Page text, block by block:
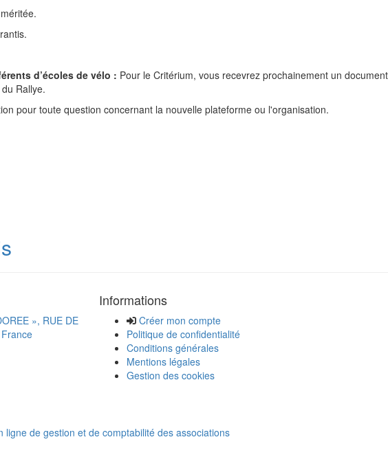
d’écoles de vélo : Pour le Critérium, vous recevrez prochainement un
Rallye.
pour toute question concernant la nouvelle plateforme ou l'organisation.
», RUE DE
Informations
Créer mon compte
Politique de confidentialité
Conditions générales
Mentions légales
Gestion des cookies
ligne de gestion et de comptabilité des associations